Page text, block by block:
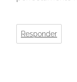
Responder